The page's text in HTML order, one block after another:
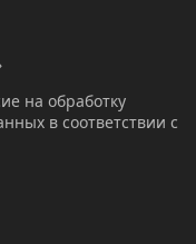
на обработку
в соответствии с